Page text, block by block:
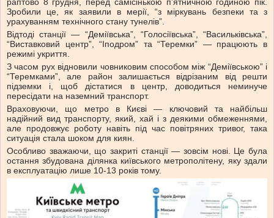
раптово 8 грудня, перед самісінькою п’ятничною годиною пік.
Зробили це, як заявили в мерії, “з міркувань безпеки та з
урахуванням технічного стану тунелів”.
Відтоді станції — “Деміївська”, “Голосіївська”, “Васильківська”,
“Виставковий центр”, “Іподром” та “Теремки” — працюють в
режимі укриття.
З часом рух відновили човниковим способом між “Деміївською” і
“Теремками”, але район залишається відрізаним від решти
підземки і, щоб дістатися в центр, доводиться неминуче
пересідати на наземний транспорт.
Враховуючи, що метро в Києві — ключовий та найбільш
надійний вид транспорту, який, хай і з деякими обмеженнями,
але продовжує роботу навіть під час повітряних тривог, така
ситуація стала шоком для киян.
Особливо зважаючи, що закриті станції — зовсім нові. Це була
остання збудована ділянка київського метрополітену, яку здали
в експлуатацію лише 10-13 років тому.